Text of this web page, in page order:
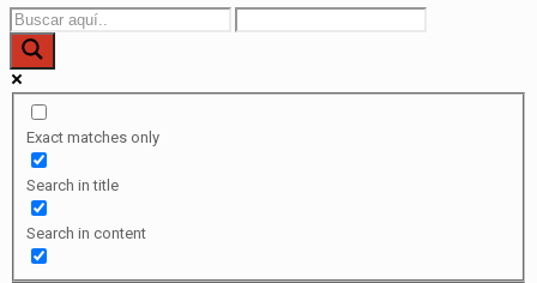
Exact matches only
Search in title
Search in content